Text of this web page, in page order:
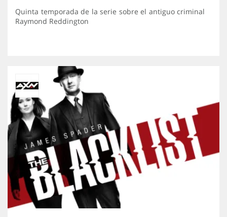
Quinta temporada de la serie sobre el antiguo criminal
Raymond Reddington